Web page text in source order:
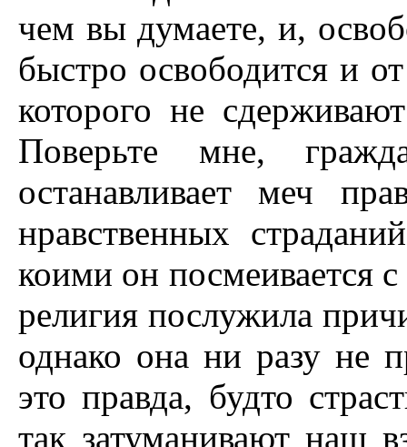
чем вы думаете, и,
быстро освободится и
которого не
Поверьте мне,
останавливает меч
нравственных
коими он посмеивается
религия послужила
однако она ни разу не
это правда, будто
так затуманивают наш